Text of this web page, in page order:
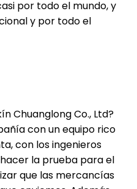
por todo el mundo, y
y por todo el
Chuanglong Co., Ltd?
con un equipo rico
con los ingenieros
la prueba para el
que las mercancías